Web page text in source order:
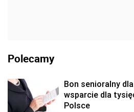
Polecamy
Bon senioralny
wsparcie dla
Polsce